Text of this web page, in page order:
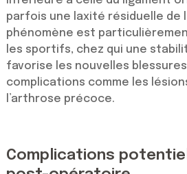
parfois une laxité résiduelle de
phénomène est
les sportifs, chez qui une
favorise les nouvelles
complications comme les
l’arthrose précoce.
Complications